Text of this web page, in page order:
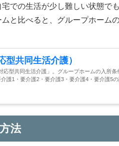
での生活が少し難しい状態で
と比べると、グループホーム
型共同生活介護）
型共同生活介護」。グループホームの入所
護1・要介護2・要介護3・要介護4・要介護5
法